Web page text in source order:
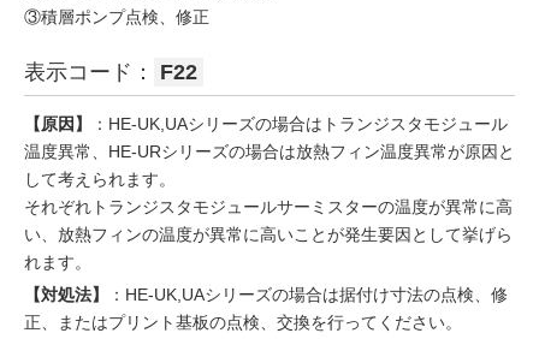
③積層ポンプ点検、修正
表示コード： F22
【原因】
：HE-UK,UAシリーズの場合はトランジスタモジュール
温度異常、HE-URシリーズの場合は放熱フィン温度異常が原因と
して考えられます。
それぞれトランジスタモジュールサーミスターの温度が異常に高
い、放熱フィンの温度が異常に高いことが発生要因として挙げら
れます。
【対処法】
：HE-UK,UAシリーズの場合は据付け寸法の点検、修
正、またはプリント基板の点検、交換を行ってください。